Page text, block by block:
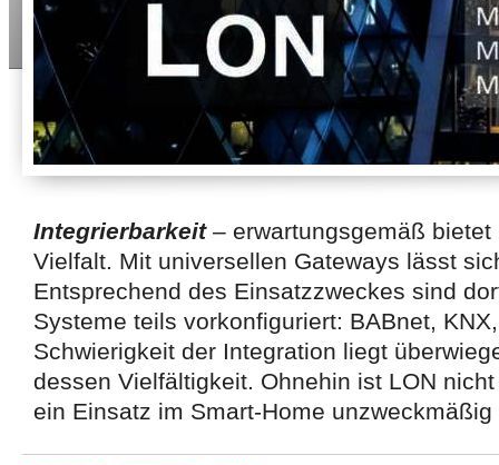
Integrierbarkeit– erwartungsgemäß bietet
Vielfalt. Mit universellen Gateways lässt
Entsprechend des Einsatzzweckes sind
Systeme teils vorkonfiguriert: BABnet,
Schwierigkeit der Integration liegt
dessen Vielfältigkeit. Ohnehin ist LON
ein Einsatz im Smart-Home unzweckmäßig
527efb333